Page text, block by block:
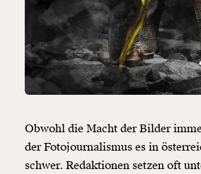
Obwohl die Macht der Bilder
der Fotojournalismus es in
schwer. Redaktionen setzen oft